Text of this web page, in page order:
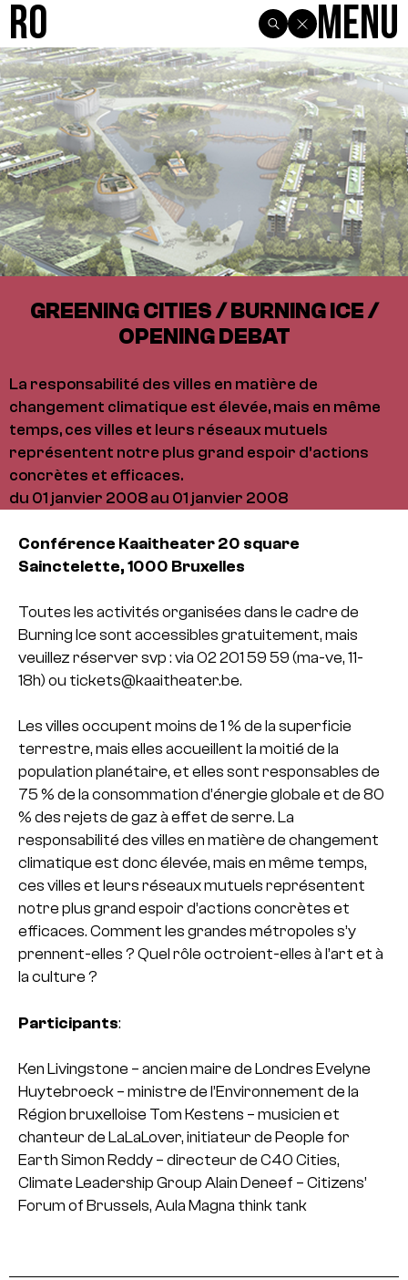
R0 Menu
GREENING CITIES / BURNING ICE /
OPENING DEBAT
La responsabilité des villes en matière de
changement climatique est élevée, mais en même
temps, ces villes et leurs réseaux mutuels
représentent notre plus grand espoir d’actions
concrètes et efficaces.
du 01 janvier 2008 au 01 janvier 2008
Conférence Kaaitheater 20 square
Sainctelette, 1000 Bruxelles
Toutes les activités organisées dans le cadre de
Burning Ice sont accessibles gratuitement, mais
veuillez réserver svp : via 02 201 59 59 (ma-ve, 11-
18h) ou tickets@kaaitheater.be.
Les villes occupent moins de 1 % de la superficie
terrestre, mais elles accueillent la moitié de la
population planétaire, et elles sont responsables de
75 % de la consommation d’énergie globale et de 80
% des rejets de gaz à effet de serre. La
responsabilité des villes en matière de changement
climatique est donc élevée, mais en même temps,
ces villes et leurs réseaux mutuels représentent
notre plus grand espoir d’actions concrètes et
efficaces. Comment les grandes métropoles s’y
prennent-elles ? Quel rôle octroient-elles à l’art et à
la culture ?
Participants:
Ken Livingstone – ancien maire de Londres Evelyne
Huytebroeck – ministre de l’Environnement de la
Région bruxelloise Tom Kestens – musicien et
chanteur de LaLaLover, initiateur de People for
Earth Simon Reddy – directeur de C40 Cities,
Climate Leadership Group Alain Deneef – Citizens’
Forum of Brussels, Aula Magna think tank